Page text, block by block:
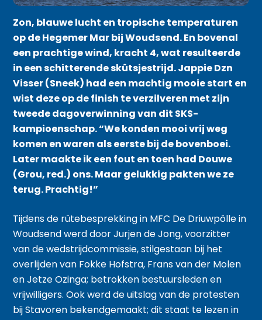
Zon, blauwe lucht en tropische temperaturen
op de Hegemer Mar bij Woudsend. En bovenal
een prachtige wind, kracht 4, wat resulteerde
in een schitterende skûtsjestrijd. Jappie Dzn
Visser (Sneek) had een machtig mooie start en
wist deze op de finish te verzilveren met zijn
tweede dagoverwinning van dit SKS-
kampioenschap. “We konden mooi vrij weg
komen en waren als eerste bij de bovenboei.
Later maakte ik een fout en toen had Douwe
(Grou, red.) ons. Maar gelukkig pakten we ze
terug. Prachtig!”
Tijdens de rûtebesprekking in MFC De Driuwpôlle in
Woudsend werd door Jurjen de Jong, voorzitter
van de wedstrijdcommissie, stilgestaan bij het
overlijden van Fokke Hofstra, Frans van der Molen
en Jetze Ozinga; betrokken bestuursleden en
vrijwilligers. Ook werd de uitslag van de protesten
bij Stavoren bekendgemaakt; dit staat te lezen in